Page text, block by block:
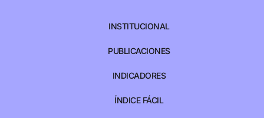
INSTITUCIONAL
PUBLICACIONES
INDICADORES
ÍNDICE FÁCIL